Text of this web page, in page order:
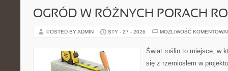
OGRÓD W RÓŻNYCH PORACH
POSTED BY ADMIN STY - 27 - 2026 MOŻLIWOŚĆ
Świat roślin to miejsce, w
się z rzemiosłem w